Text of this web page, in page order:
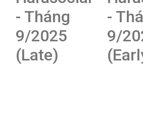
- Tháng
9/2025
(Late)
-
9/